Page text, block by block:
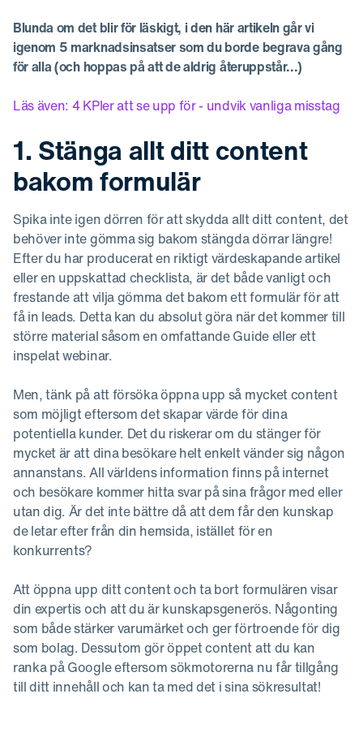
Blunda om det blir för läskigt, i den här artikeln går vi
igenom 5 marknadsinsatser som du borde begrava gång
för alla (och hoppas på att de aldrig återuppstår...)
Läs även: 4 KPIer att se upp för - undvik vanliga misstag
1. Stänga allt ditt content
bakom formulär
Spika inte igen dörren för att skydda allt ditt content, det
behöver inte gömma sig bakom stängda dörrar längre!
Efter du har producerat en riktigt värdeskapande artikel
eller en uppskattad checklista, är det både vanligt och
frestande att vilja gömma det bakom ett formulär för att
få in leads. Detta kan du absolut göra när det kommer till
större material såsom en omfattande Guide eller ett
inspelat webinar.
Men, tänk på att försöka öppna upp så mycket content
som möjligt eftersom det skapar värde för dina
potentiella kunder. Det du riskerar om du stänger för
mycket är att dina besökare helt enkelt vänder sig någon
annanstans. All världens information finns på internet
och besökare kommer hitta svar på sina frågor med eller
utan dig. Är det inte bättre då att dem får den kunskap
de letar efter från din hemsida, istället för en
konkurrents?
Att öppna upp ditt content och ta bort formulären visar
din expertis och att du är kunskapsgenerös. Någonting
som både stärker varumärket och ger förtroende för dig
som bolag. Dessutom gör öppet content att du kan
ranka på Google eftersom sökmotorerna nu får tillgång
till ditt innehåll och kan ta med det i sina sökresultat!